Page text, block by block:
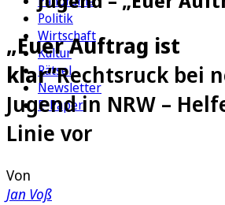
Politik
Wirtschaft
Kultur
Rätsel
Newsletter
E-Paper
„Euer Auftrag ist
klar“Rechtsruck bei
Jugend in NRW –
Linie vor
Von
Jan Voß